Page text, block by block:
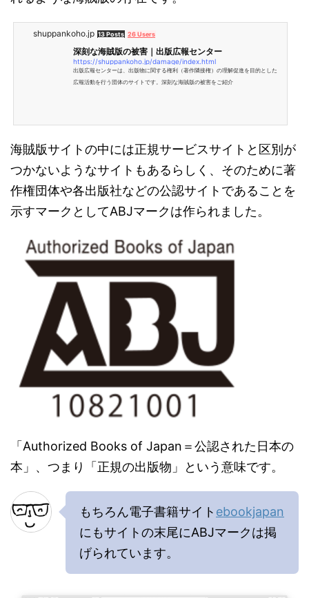
shuppankoho.jp 13 Posts 26 Users
深刻な海賊版の被害｜出版広報センター
https://shuppankoho.jp/damage/index.html
出版広報センターは、出版物に関する権利（著作隣接権）の理解促進を目的とした
広報活動を行う団体のサイトです。深刻な海賊版の被害をご紹介
海賊版サイトの中には正規サービスサイトと区別が
つかないようなサイトもあるらしく、そのために著
作権団体や各出版社などの公認サイトであることを
示すマークとしてABJマークは作られました。
「Authorized Books of Japan＝公認された日本の
本」、つまり「正規の出版物」という意味です。
もちろん電子書籍サイト ebookjapan
にもサイトの末尾にABJマークは掲
げられています。